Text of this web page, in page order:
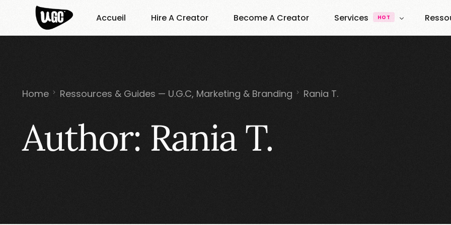
Accueil Hire A Creator Become A Creator Services HOT
Home Ressources & Guides — U.G.C, Marketing & Branding Rania T.
Author: Rania T.